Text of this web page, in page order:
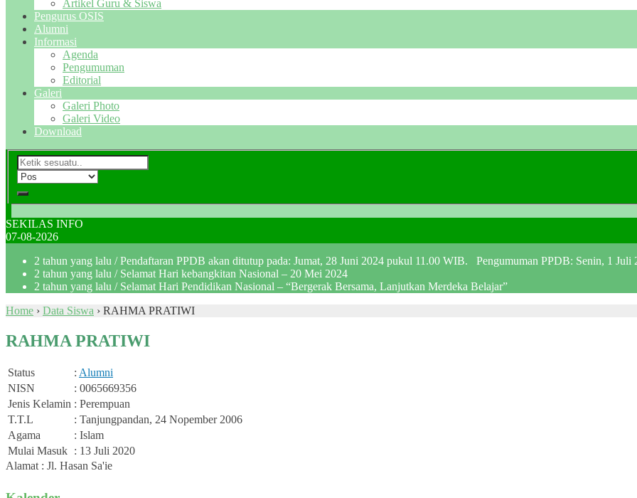
Artikel Guru & Siswa
Pengurus OSIS
Alumni
Informasi
Agenda
Pengumuman
Editorial
Galeri
Galeri Photo
Galeri Video
Download
SEKILAS INFO
07-08-2026
2 tahun yang lalu / Pendaftaran PPDB akan ditutup pada: Jumat, 28 Juni 2024 pukul 11.00 WIB. Pengumuman PPDB: Senin, 1 Juli
2 tahun yang lalu / Selamat Hari kebangkitan Nasional – 20 Mei 2024
2 tahun yang lalu / Selamat Hari Pendidikan Nasional – “Bergerak Bersama, Lanjutkan Merdeka Belajar”
Home › Data Siswa › RAHMA PRATIWI
RAHMA PRATIWI
Status : Alumni
NISN
: 0065669356
Jenis Kelamin : Perempuan
T.T.L
: Tanjungpandan, 24 Nopember 2006
Agama
: Islam
Mulai Masuk : 13 Juli 2020
Alamat : Jl. Hasan Sa'ie